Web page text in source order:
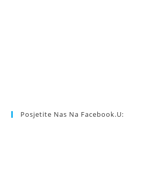
Posjetite Nas Na Facebook.u: